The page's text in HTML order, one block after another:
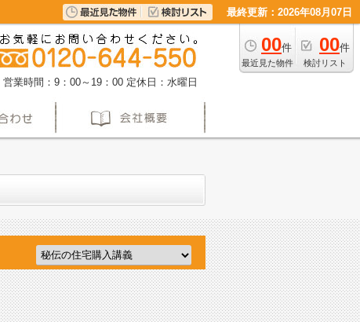
最終更新：2026年08月07日
00件
最近見た物件
00件
検討リスト
営業時間：9：00～19：00 定休日：水曜日